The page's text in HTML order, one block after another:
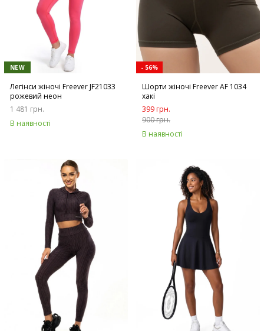
NEW
Легінси жіночі Freever JF21033
рожевий неон
1 481 грн.
В наявності
- 56%
Шорти жіночі Freever AF 1034
хакі
399 грн.
900 грн.
В наявності